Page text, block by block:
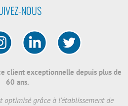
NOUS
client exceptionnelle depuis plus de
60 ans.
optimisé grâce à l'établissement de